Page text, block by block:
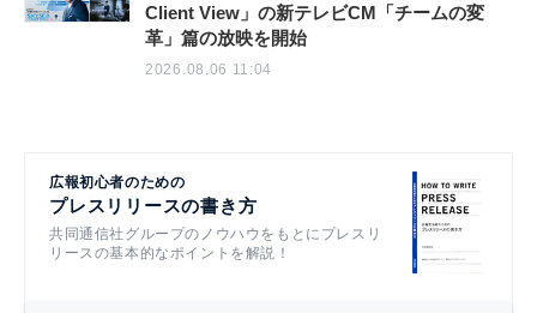
Client View」の新テレビCM「チームの変
革」篇の放映を開始
2026.08.06 11:04
広報初心者のための
プレスリリースの書き方
共同通信社グループのノウハウをもとにプレスリ
リースの基本的なポイントを解説！